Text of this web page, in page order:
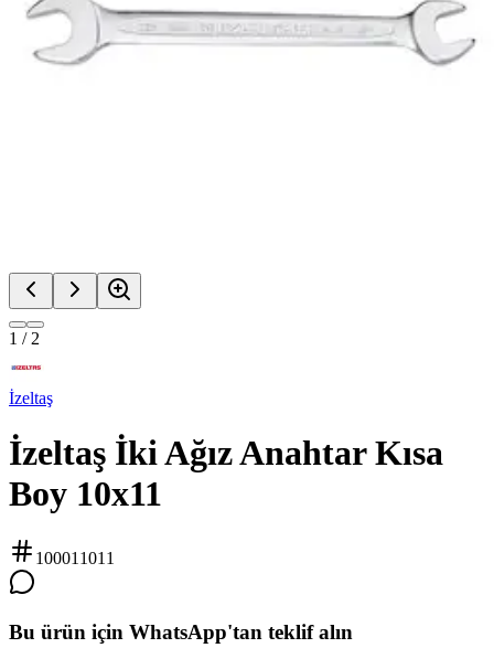
1 / 2
İzeltaş
İzeltaş İki Ağız Anahtar Kısa
Boy 10x11
100011011
Bu ürün için WhatsApp'tan teklif alın